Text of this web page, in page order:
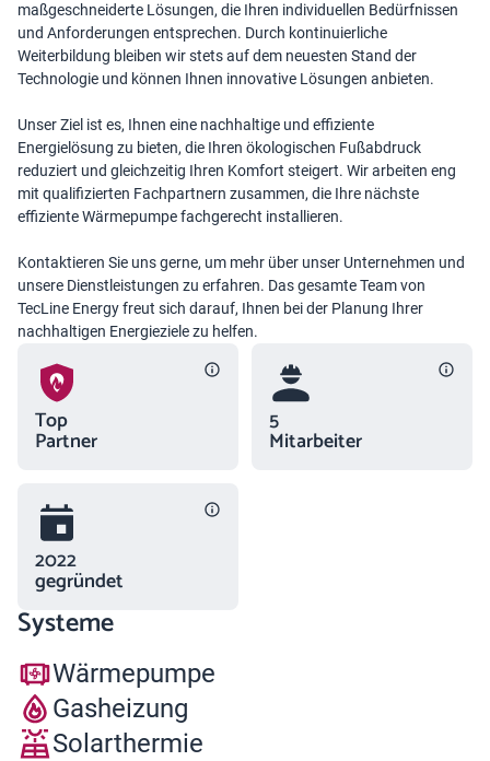
maßgeschneiderte Lösungen, die Ihren individuellen Bedürfnissen
und Anforderungen entsprechen. Durch kontinuierliche
Weiterbildung bleiben wir stets auf dem neuesten Stand der
Technologie und können Ihnen innovative Lösungen anbieten.
Unser Ziel ist es, Ihnen eine nachhaltige und effiziente
Energielösung zu bieten, die Ihren ökologischen Fußabdruck
reduziert und gleichzeitig Ihren Komfort steigert. Wir arbeiten eng
mit qualifizierten Fachpartnern zusammen, die Ihre nächste
effiziente Wärmepumpe fachgerecht installieren.
Kontaktieren Sie uns gerne, um mehr über unser Unternehmen und
unsere Dienstleistungen zu erfahren. Das gesamte Team von
TecLine Energy freut sich darauf, Ihnen bei der Planung Ihrer
nachhaltigen Energieziele zu helfen.
Top
Partner
5
Mitarbeiter
2022
gegründet
Systeme
Wärmepumpe
Gasheizung
Solarthermie